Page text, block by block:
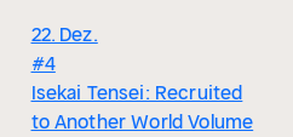
22. Dez.
#4
Isekai Tensei: Recruited
to Another World Volume